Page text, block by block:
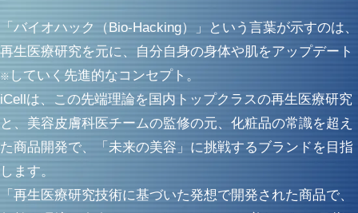
「バイオハック（Bio-Hacking）」という言葉が示すのは、
再生医療研究を元に、自分自身の身体や肌をアップデート
※ していく先進的なコンセプト。
iCellは、この先端理論を国内トップクラスの再生医療研究
と、美容皮膚科医チームの監修の元、化粧品の常識を超え
た商品開発で、「未来の美容」に挑戦するブランドを目指
します。
「再生医療研究技術に基づいた発想で開発された商品で、